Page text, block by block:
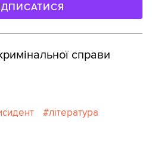
справи
література